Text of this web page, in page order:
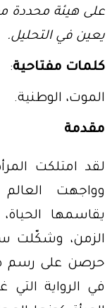
على هيئة محددة
يعين في التحليل.
كلمات مفتاحية:
الموت، الوطنية.
مقدمة
لقد امتلكت
وواجهت
يقاسمها
الزمن، وشكّلت
حرصن على رسم
في الرواية